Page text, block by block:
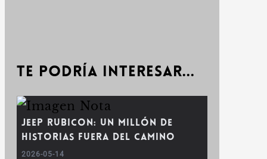
Te podría interesar...
Jeep Rubicon: un millón de
historias fuera del camino
2026-05-14